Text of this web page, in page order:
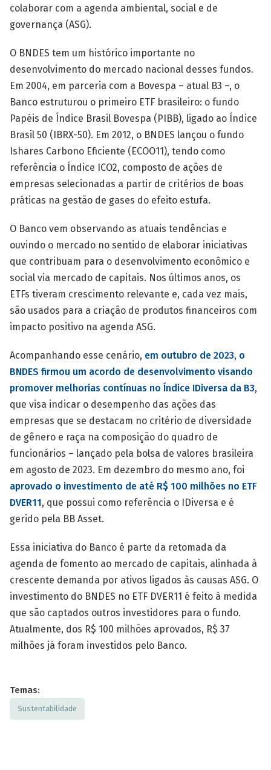
colaborar com a agenda ambiental, social e de
governança (ASG).
O BNDES tem um histórico importante no
desenvolvimento do mercado nacional desses fundos.
Em 2004, em parceria com a Bovespa – atual B3 –, o
Banco estruturou o primeiro ETF brasileiro: o fundo
Papéis de Índice Brasil Bovespa (PIBB), ligado ao Índice
Brasil 50 (IBRX-50). Em 2012, o BNDES lançou o fundo
Ishares Carbono Eficiente (ECOO11), tendo como
referência o Índice ICO2, composto de ações de
empresas selecionadas a partir de critérios de boas
práticas na gestão de gases do efeito estufa.
O Banco vem observando as atuais tendências e
ouvindo o mercado no sentido de elaborar iniciativas
que contribuam para o desenvolvimento econômico e
social via mercado de capitais. Nos últimos anos, os
ETFs tiveram crescimento relevante e, cada vez mais,
são usados para a criação de produtos financeiros com
impacto positivo na agenda ASG.
Acompanhando esse cenário, em outubro de 2023, o
BNDES firmou um acordo de desenvolvimento visando
promover melhorias contínuas no Índice IDiversa da B3,
que visa indicar o desempenho das ações das
empresas que se destacam no critério de diversidade
de gênero e raça na composição do quadro de
funcionários – lançado pela bolsa de valores brasileira
em agosto de 2023. Em dezembro do mesmo ano, foi
aprovado o investimento de até R$ 100 milhões no ETF
DVER11, que possui como referência o IDiversa e é
gerido pela BB Asset.
Essa iniciativa do Banco é parte da retomada da
agenda de fomento ao mercado de capitais, alinhada à
crescente demanda por ativos ligados às causas ASG. O
investimento do BNDES no ETF DVER11 é feito à medida
que são captados outros investidores para o fundo.
Atualmente, dos R$ 100 milhões aprovados, R$ 37
milhões já foram investidos pelo Banco.
Temas:
Sustentabilidade